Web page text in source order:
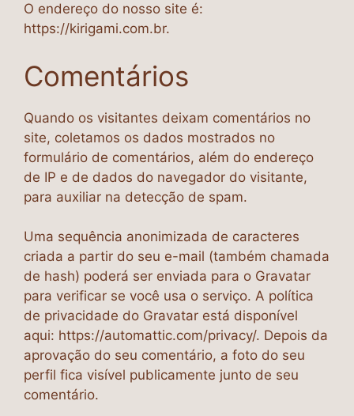
O endereço do nosso site é:
https://kirigami.com.br.
Comentários
Quando os visitantes deixam comentários no
site, coletamos os dados mostrados no
formulário de comentários, além do endereço
de IP e de dados do navegador do visitante,
para auxiliar na detecção de spam.
Uma sequência anonimizada de caracteres
criada a partir do seu e-mail (também chamada
de hash) poderá ser enviada para o Gravatar
para verificar se você usa o serviço. A política
de privacidade do Gravatar está disponível
aqui: https://automattic.com/privacy/. Depois da
aprovação do seu comentário, a foto do seu
perfil fica visível publicamente junto de seu
comentário.